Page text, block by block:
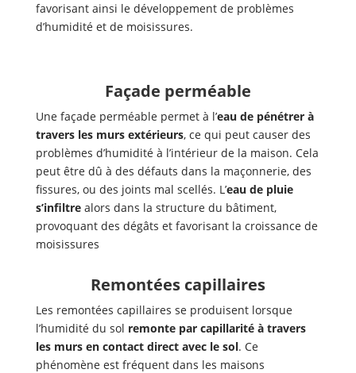
favorisant ainsi le développement de problèmes
d’humidité et de moisissures.
Façade perméable
Une façade perméable permet à l’eau de pénétrer à
travers les murs extérieurs, ce qui peut causer des
problèmes d’humidité à l’intérieur de la maison. Cela
peut être dû à des défauts dans la maçonnerie, des
fissures, ou des joints mal scellés. L’eau de pluie
s’infiltrealors dans la structure du bâtiment,
provoquant des dégâts et favorisant la croissance de
moisissures
Remontées capillaires
Les remontées capillaires se produisent lorsque
l’humidité du sol remonte par capillarité à travers
les murs en contact direct avec le sol. Ce
phénomène est fréquent dans les maisons